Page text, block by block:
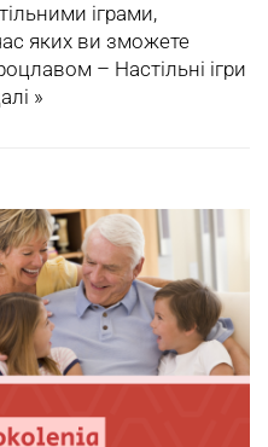
іграми,
яких ви зможете
– Настільні ігри
»